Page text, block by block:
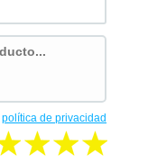
política de privacidad